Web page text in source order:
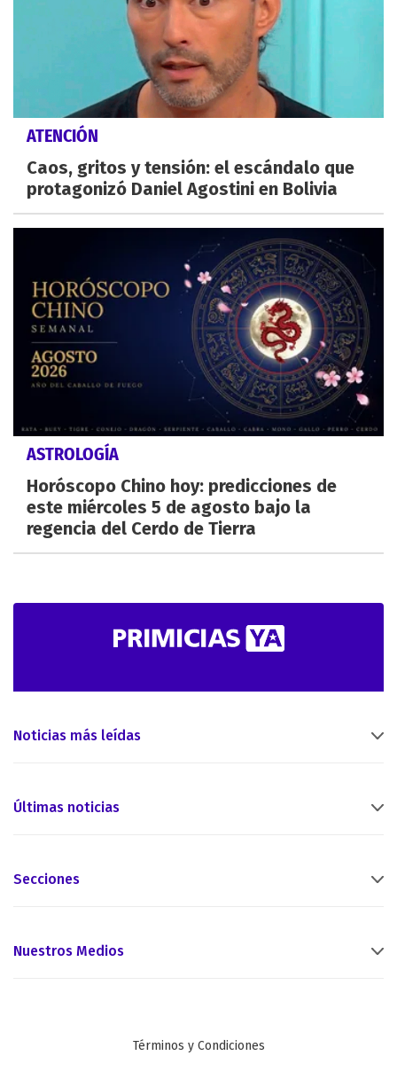
ATENCIÓN
Caos, gritos y tensión: el escándalo que
protagonizó Daniel Agostini en Bolivia
ASTROLOGÍA
Horóscopo Chino hoy: predicciones de
este miércoles 5 de agosto bajo la
regencia del Cerdo de Tierra
Noticias más leídas
Últimas noticias
Secciones
Nuestros Medios
Términos y Condiciones